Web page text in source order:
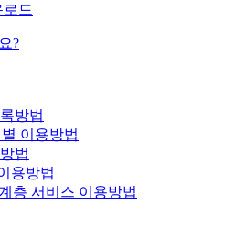
드
?
방법
이용방법
법
용방법
층 서비스 이용방법